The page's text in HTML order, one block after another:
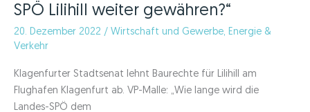
SPÖ Lilihill weiter gewähren?“
20. Dezember 2022 / Wirtschaft und Gewerbe, Energie &
Verkehr
Klagenfurter Stadtsenat lehnt Baurechte für Lilihill am
Flughafen Klagenfurt ab. VP-Malle: „Wie lange wird die
Landes-SPÖ dem